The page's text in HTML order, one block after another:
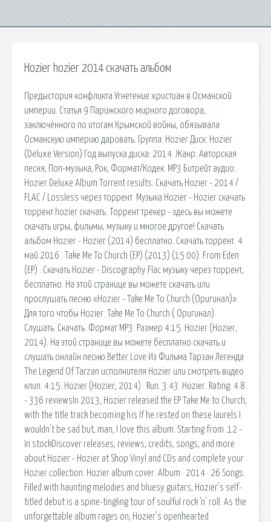
Hozier hozier 2014 скачать альбом
Предыстория конфликта Угнетение христиан в Османской
империи. Статья 9 Парижского мирного договора,
заключённого по итогам Крымской войны, обязывала
Османскую империю даровать. Группа: Hozier Диск: Hozier
(Deluxe Version) Год выпуска диска: 2014. Жанр: Авторская
песня, Поп-музыка, Рок, Формат/Кодек: MP3 Битрейт аудио:.
Hozier Deluxe Album Torrent results. Скачать Hozier - 2014 /
FLAC / Lossless через торрент. Музыка Hozier - Hozier скачать
торрент hozier скачать. Торрент трекер - здесь вы можете
скачать игры, фильмы, музыку и многое другое! Скачать
альбом Hozier - Hozier (2014) бесплатно. Скачать торрент. 4
май 2016 . Take Me To Church (EP) (2013) (15:00). From Eden
(EP) . Скачать Hozier - Discography Flac музыку через торрент,
бесплатно. На этой странице вы можете скачать или
прослушать песню «Hozier - Take Me To Church (Оригинал)».
Для того чтобы Hozier. Take Me To Church ( Оригинал).
Слушать. Скачать. Формат MP3. Размер 4:15. Hozier (Hozier,
2014). На этой странице вы можете бесплатно скачать и
слушать онлайн песню Better Love Из Фильма Тарзан Легенда
The Legend Of Tarzan исполнителя Hozier или смотреть видео
клип. 4:15. Hozier (Hozier, 2014) · Run. 3:43. Hozier. Rating: 4.8
- 336 reviewsIn 2013, Hozier released the EP Take Me to Church,
with the title track becoming his If he rested on these laurels I
wouldn't be sad but, man, I love this album. Starting from .12 -
In stockDiscover releases, reviews, credits, songs, and more
about Hozier - Hozier at Shop Vinyl and CDs and complete your
Hozier collection. Hozier album cover. Album · 2014 · 26 Songs.
Filled with haunting melodies and bluesy guitars, Hozier's self-
titled debut is a spine-tingling tour of soulful rock 'n' roll. As the
unforgettable album rages on, Hozier's openhearted